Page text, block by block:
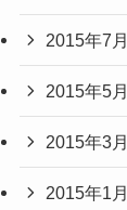
2015年7月
2015年5月
2015年3月
2015年1月